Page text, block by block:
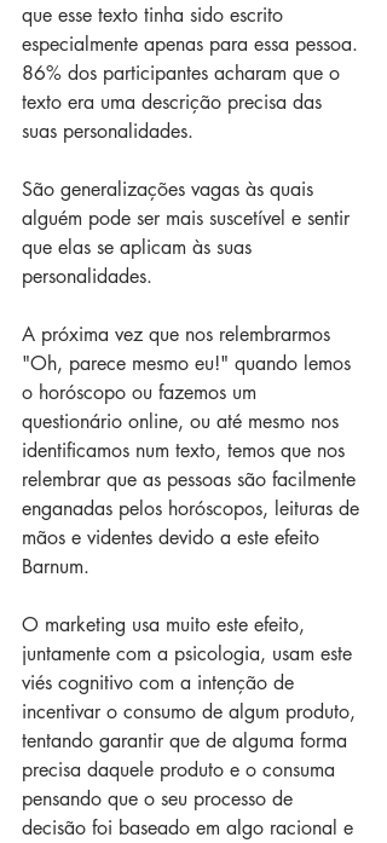
que esse texto tinha sido escrito
especialmente apenas para essa pessoa.
86% dos participantes acharam que o
texto era uma descrição precisa das
suas personalidades.
São generalizações vagas às quais
alguém pode ser mais suscetível e sentir
que elas se aplicam às suas
personalidades.
A próxima vez que nos relembrarmos
"Oh, parece mesmo eu!" quando lemos
o horóscopo ou fazemos um
questionário online, ou até mesmo nos
identificamos num texto, temos que nos
relembrar que as pessoas são facilmente
enganadas pelos horóscopos, leituras de
mãos e videntes devido a este efeito
Barnum.
O marketing usa muito este efeito,
juntamente com a psicologia, usam este
viés cognitivo com a intenção de
incentivar o consumo de algum produto,
tentando garantir que de alguma forma
precisa daquele produto e o consuma
pensando que o seu processo de
decisão foi baseado em algo racional e